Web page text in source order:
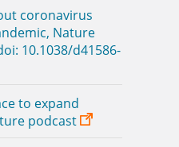
coronavirus
Nature
10.1038/d41586-
to expand
podcast